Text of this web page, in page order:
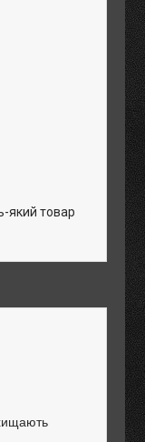
який товар